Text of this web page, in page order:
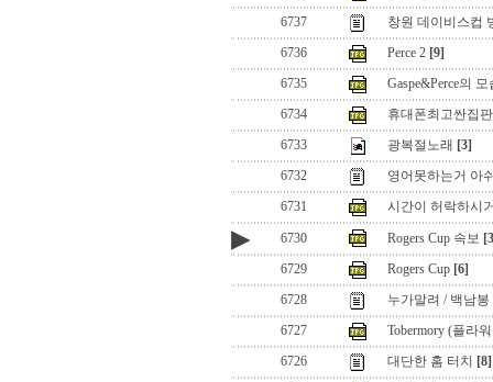
6737
창원 데이비스컵
6736
Perce 2 [9]
6735
Gaspe&Perce의
6734
휴대폰최고싼집
6733
광복절노래 [3]
6732
영어못하는거 아
6731
시간이 허락하시
▶ 6730 Rogers Cup 속보
6729
Rogers Cup [6]
6728
누가말려 / 백남봉
6727
Tobermory (플라
6726
대단한 홈 터치
[8]